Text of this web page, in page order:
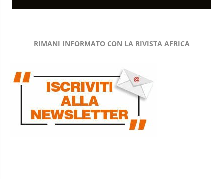
RIMANI INFORMATO CON LA RIVISTA AFRICA